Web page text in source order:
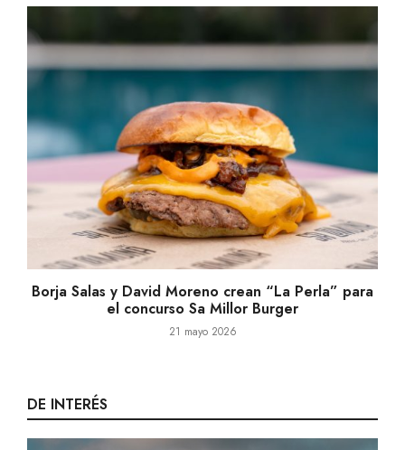
Borja Salas y David Moreno crean “La Perla” para
el concurso Sa Millor Burger
21 mayo 2026
DE INTERÉS